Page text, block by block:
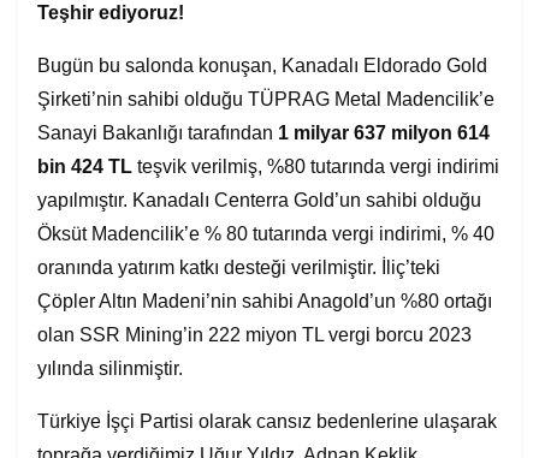
Teşhir ediyoruz!
Bugün bu salonda konuşan, Kanadalı Eldorado Gold
Şirketi’nin sahibi olduğu TÜPRAG Metal Madencilik’e
Sanayi Bakanlığı tarafından 1 milyar 637 milyon 614
bin 424 TL teşvik verilmiş, %80 tutarında vergi indirimi
yapılmıştır. Kanadalı Centerra Gold’un sahibi olduğu
Öksüt Madencilik’e % 80 tutarında vergi indirimi, % 40
oranında yatırım katkı desteği verilmiştir. İliç’teki
Çöpler Altın Madeni’nin sahibi Anagold’un %80 ortağı
olan SSR Mining’in 222 miyon TL vergi borcu 2023
yılında silinmiştir.
Türkiye İşçi Partisi olarak cansız bedenlerine ulaşarak